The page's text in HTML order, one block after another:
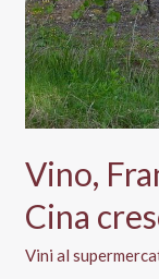
Vino,
Cina
Vini al